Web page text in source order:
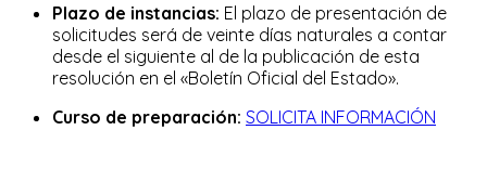
Plazo de instancias: El plazo de presentación de
solicitudes será de veinte días naturales a contar
desde el siguiente al de la publicación de esta
resolución en el «Boletín Oficial del Estado».
Curso de preparación: SOLICITA INFORMACIÓN